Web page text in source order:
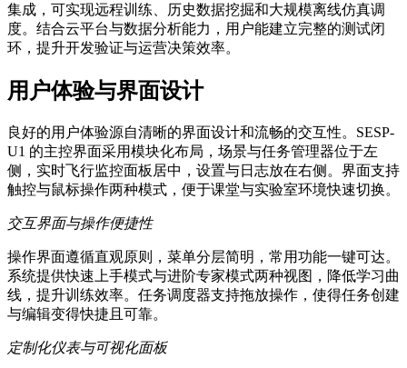
集成，可实现远程训练、历史数据挖掘和大规模离线仿真调
度。结合云平台与数据分析能力，用户能建立完整的测试闭
环，提升开发验证与运营决策效率。
用户体验与界面设计
良好的用户体验源自清晰的界面设计和流畅的交互性。SESP-
U1 的主控界面采用模块化布局，场景与任务管理器位于左
侧，实时飞行监控面板居中，设置与日志放在右侧。界面支持
触控与鼠标操作两种模式，便于课堂与实验室环境快速切换。
交互界面与操作便捷性
操作界面遵循直观原则，菜单分层简明，常用功能一键可达。
系统提供快速上手模式与进阶专家模式两种视图，降低学习曲
线，提升训练效率。任务调度器支持拖放操作，使得任务创建
与编辑变得快捷且可靠。
定制化仪表与可视化面板